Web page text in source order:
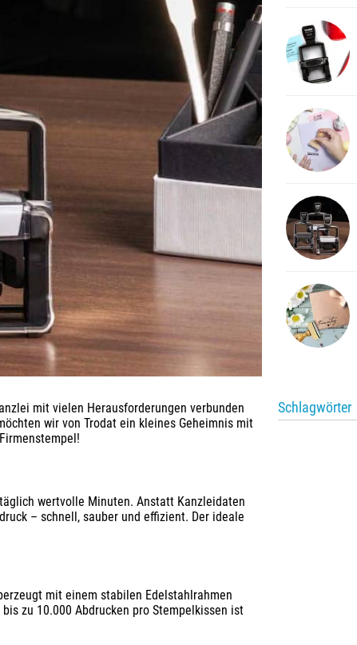
+ KISSEN SET
mit vielen Herausforderungen verbunden
wir von Trodat ein kleines Geheimnis mit
wertvolle Minuten. Anstatt Kanzleidaten
– schnell, sauber und effizient. Der ideale
mit einem stabilen Edelstahlrahmen
zu 10.000 Abdrucken pro Stempelkissen ist
Schlagwörter